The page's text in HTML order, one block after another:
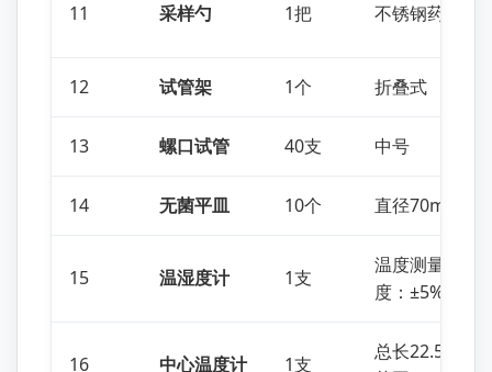
11 采样勺 1把 不锈钢药匙
12 试管架 1个 折叠式
13 螺口试管 40支 中号
14 无菌平皿 10个 直径70mm
15 温湿度计 1支
温度测量范围
度：
16 中心温度计 1支
总长22.5cm